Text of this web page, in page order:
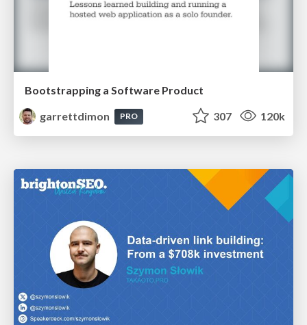
Bootstrapping a Software Product
garrettdimon
PRO 307 120k